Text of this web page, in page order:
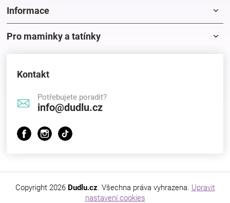
Informace
Pro maminky a tatínky
Kontakt
Potřebujete poradit?
info@dudlu.cz
Copyright 2026 Dudlu.cz. Všechna práva vyhrazena. Upravit
nastavení cookies